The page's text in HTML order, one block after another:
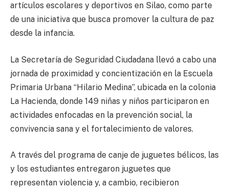
artículos escolares y deportivos en Silao, como parte
de una iniciativa que busca promover la cultura de paz
desde la infancia.
La Secretaría de Seguridad Ciudadana llevó a cabo una
jornada de proximidad y concientización en la Escuela
Primaria Urbana “Hilario Medina”, ubicada en la colonia
La Hacienda, donde 149 niñas y niños participaron en
actividades enfocadas en la prevención social, la
convivencia sana y el fortalecimiento de valores.
A través del programa de canje de juguetes bélicos, las
y los estudiantes entregaron juguetes que
representan violencia y, a cambio, recibieron